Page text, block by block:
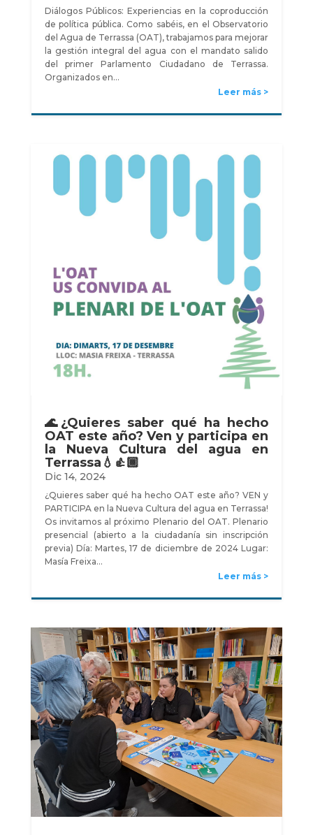
Diálogos Públicos: Experiencias en la coproducción
de política pública. Como sabéis, en el Observatorio
del Agua de Terrassa (OAT), trabajamos para mejorar
la gestión integral del agua con el mandato salido
del primer Parlamento Ciudadano de Terrassa.
Organizados en…
Leer más
🌊¿Quieres saber qué ha hecho
OAT este año? Ven y participa en
la Nueva Cultura del agua en
Terrassa💧👍🏾
Dic 14, 2024
¿Quieres saber qué ha hecho OAT este año? VEN y
PARTICIPA en la Nueva Cultura del agua en Terrassa!
Os invitamos al próximo Plenario del OAT. Plenario
presencial (abierto a la ciudadanía sin inscripción
previa) Día: Martes, 17 de diciembre de 2024 Lugar:
Masía Freixa…
Leer más